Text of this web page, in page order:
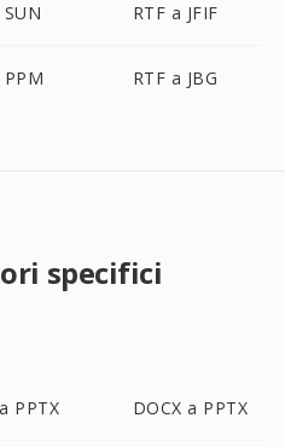
RTF a JFIF
PPM RTF a JBG
specifici
PPTX DOCX a PPTX